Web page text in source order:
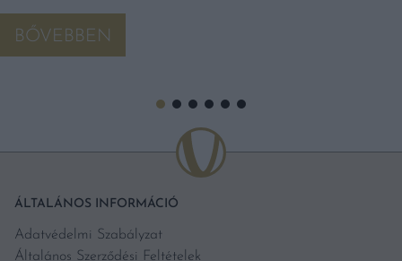
BŐVEBBEN
ÁLTALÁNOS INFORMÁCIÓ
Adatvédelmi Szabályzat
Általános Szerződési Feltételek